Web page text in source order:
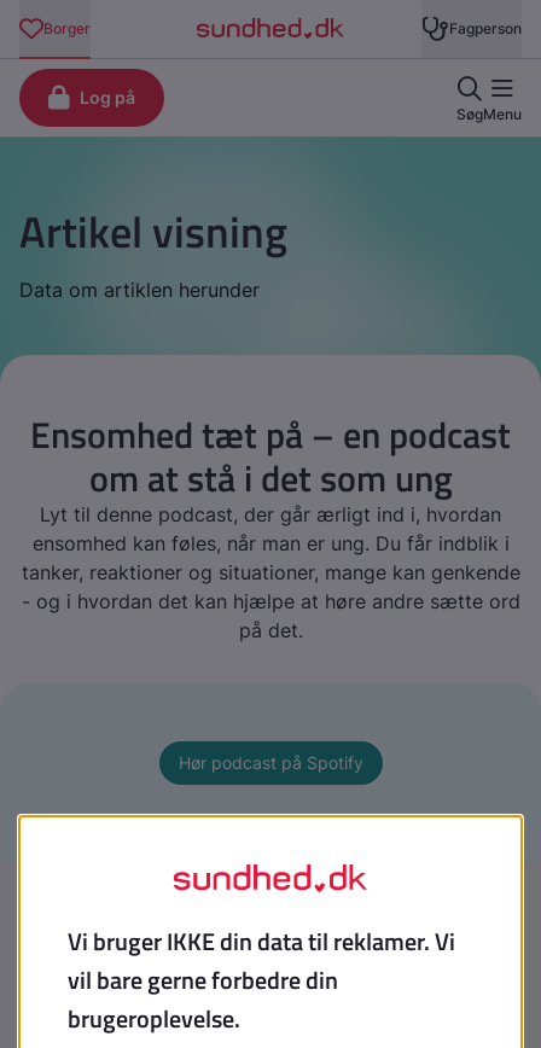
Artikel visning
Data om artiklen herunder
Ensomhed tæt på – en podcast
om at stå i det som ung
Lyt til denne podcast, der går ærligt ind i, hvordan
ensomhed kan føles, når man er ung. Du får indblik i
tanker, reaktioner og situationer, mange kan genkende
- og i hvordan det kan hjælpe at høre andre sætte ord
på det.
Hør podcast på Spotify